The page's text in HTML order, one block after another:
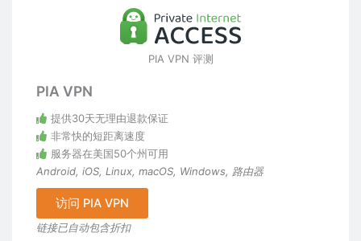
PIA VPN 评测
PIA VPN
提供30天无理由退款保证
非常快的短距离速度
服务器在美国50个州可用
Android, iOS, Linux, macOS, Windows, 路由器
访问 PIA VPN
链接已自动包含折扣